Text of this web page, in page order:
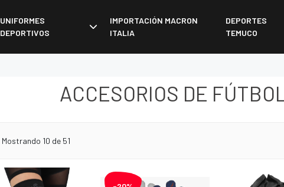
UNIFORMES
DEPORTIVOS
IMPORTACIÓN MACRON
ITALIA
DEPORTES
TEMUCO
ACCESORIOS DE
Mostrando 10 de 51